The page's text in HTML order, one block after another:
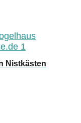
Nistkästen